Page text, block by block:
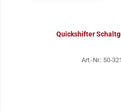
Quickshifter
Art.-Nr.: 50-